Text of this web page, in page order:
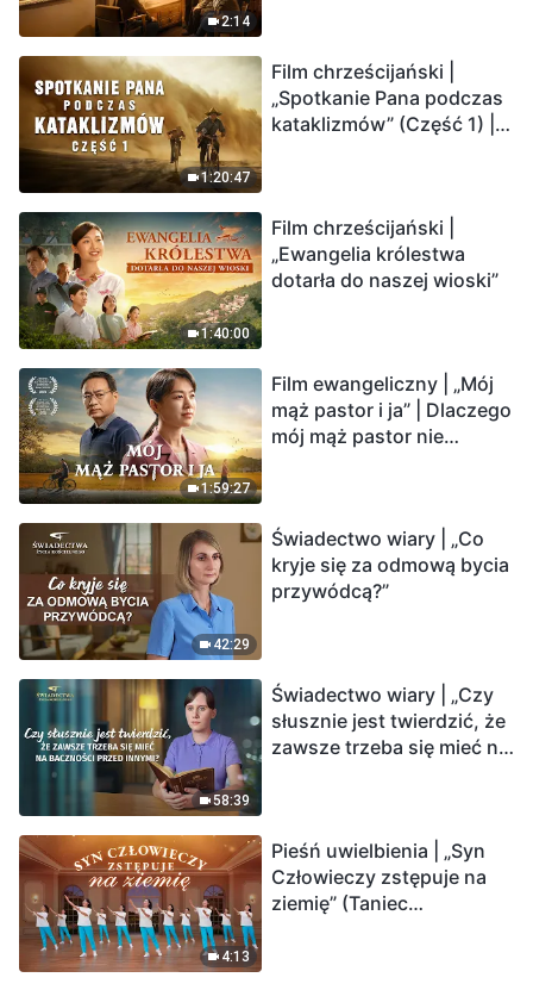
2:14
1:20:47
Film chrześcijański |
„Spotkanie Pana podczas
kataklizmów” (Część 1) |
1:40:00
Film chrześcijański |
„Ewangelia królestwa
dotarła do naszej wioski”
1:59:27
Film ewangeliczny | „Mój
mąż pastor i ja” | Dlaczego
mój mąż pastor nie
42:29
Świadectwo wiary | „Co
kryje się za odmową bycia
przywódcą?”
58:39
Świadectwo wiary | „Czy
słusznie jest twierdzić, że
zawsze trzeba się mieć na
4:13
Pieśń uwielbienia | „Syn
Człowieczy zstępuje na
ziemię” (Taniec